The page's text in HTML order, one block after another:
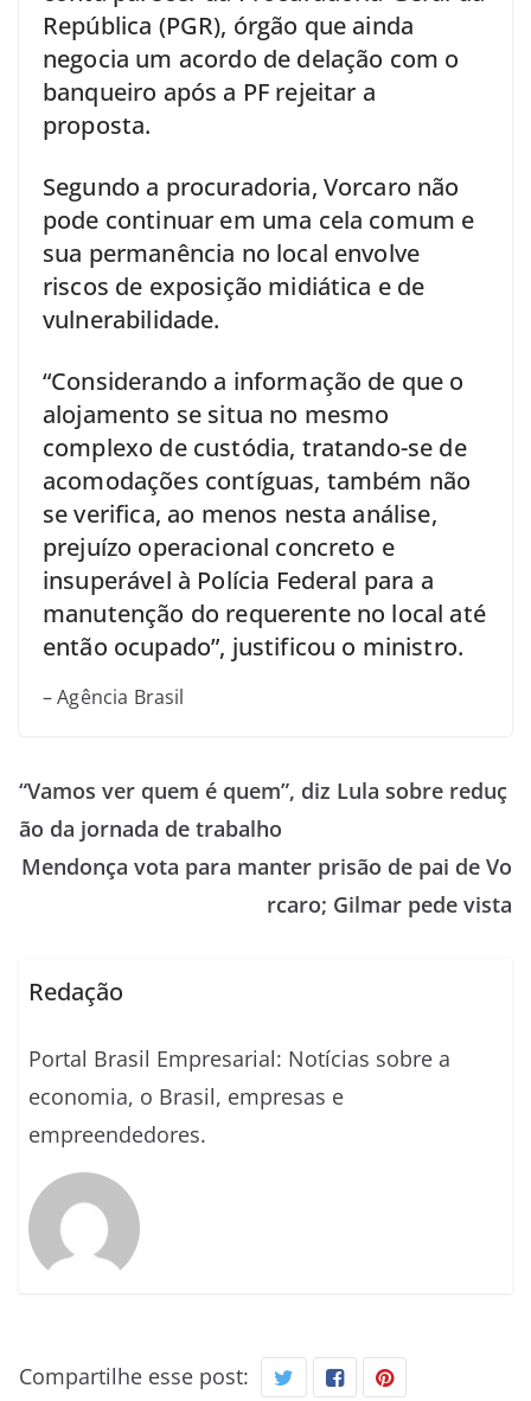
República (PGR), órgão que ainda
negocia um acordo de delação com o
banqueiro após a PF rejeitar a
proposta.
Segundo a procuradoria, Vorcaro não
pode continuar em uma cela comum e
sua permanência no local envolve
riscos de exposição midiática e de
vulnerabilidade.
“Considerando a informação de que o
alojamento se situa no mesmo
complexo de custódia, tratando-se de
acomodações contíguas, também não
se verifica, ao menos nesta análise,
prejuízo operacional concreto e
insuperável à Polícia Federal para a
manutenção do requerente no local até
então ocupado”, justificou o ministro.
– Agência Brasil
“Vamos ver quem é quem”, diz Lula sobre reduç
ão da jornada de trabalho
Mendonça vota para manter prisão de pai de Vo
rcaro; Gilmar pede vista
Redação
Portal Brasil Empresarial: Notícias sobre a
economia, o Brasil, empresas e
empreendedores.
Compartilhe esse post: